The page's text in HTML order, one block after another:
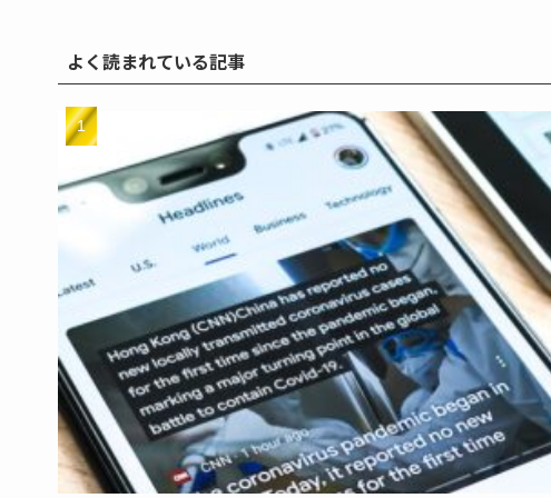
よく読まれている記事